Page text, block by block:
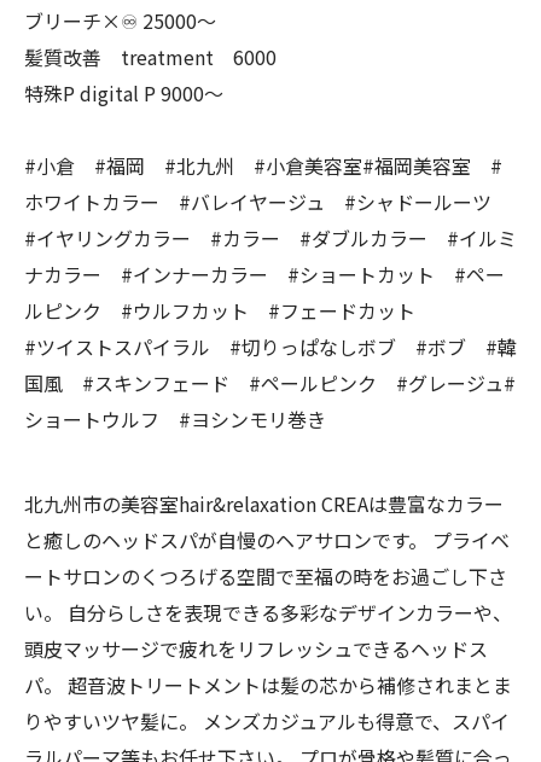
ブリーチ×♾ 25000〜
髪質改善 treatment 6000
特殊P digital P 9000〜
#小倉 #福岡 #北九州 #小倉美容室#福岡美容室 #
ホワイトカラー #バレイヤージュ #シャドールーツ
#イヤリングカラー #カラー #ダブルカラー #イルミ
ナカラー #インナーカラー #ショートカット #ペー
ルピンク #ウルフカット #フェードカット
#ツイストスパイラル #切りっぱなしボブ #ボブ #韓
国風 #スキンフェード #ペールピンク #グレージュ#
ショートウルフ #ヨシンモリ巻き
北九州市の美容室hair&relaxation CREAは豊富なカラー
と癒しのヘッドスパが自慢のヘアサロンです。 プライベ
ートサロンのくつろげる空間で至福の時をお過ごし下さ
い。 自分らしさを表現できる多彩なデザインカラーや、
頭皮マッサージで疲れをリフレッシュできるヘッドス
パ。 超音波トリートメントは髪の芯から補修されまとま
りやすいツヤ髪に。 メンズカジュアルも得意で、スパイ